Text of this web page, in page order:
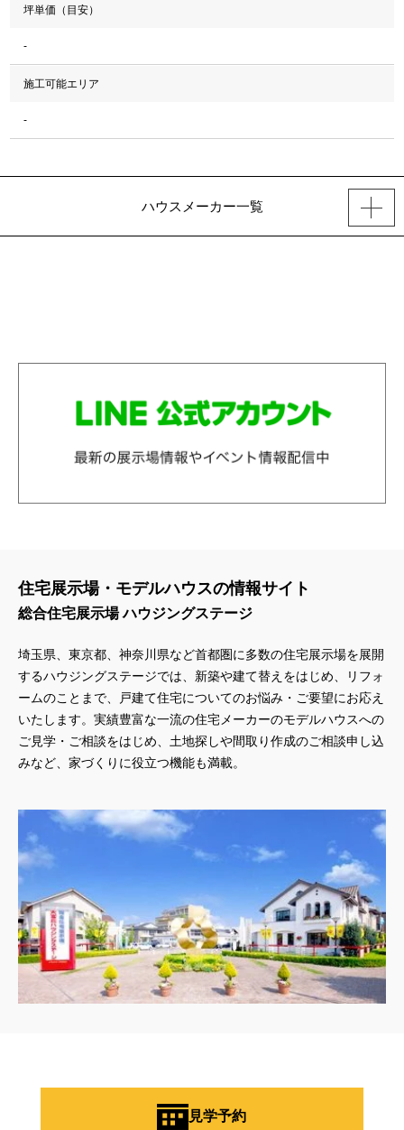
坪単価（目安）
-
施工可能エリア
-
ハウスメーカー一覧
住宅展示場・モデルハウスの情報サイト
総合住宅展示場 ハウジングステージ
埼玉県、東京都、神奈川県など首都圏に多数の住宅展示場を展開
するハウジングステージでは、新築や建て替えをはじめ、リフォ
ームのことまで、戸建て住宅についてのお悩み・ご要望にお応え
いたします。実績豊富な一流の住宅メーカーのモデルハウスへの
ご見学・ご相談をはじめ、土地探しや間取り作成のご相談申し込
みなど、家づくりに役立つ機能も満載。
見学予約